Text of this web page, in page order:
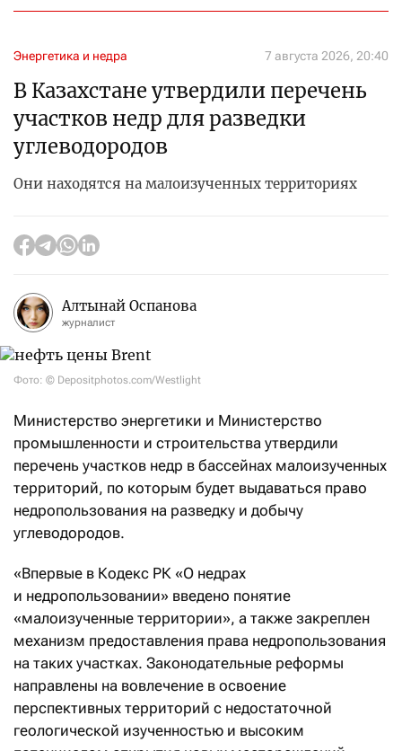
Энергетика и недра 7 августа 2026, 20:40
В Казахстане утвердили перечень
участков недр для разведки
углеводородов
Они находятся на малоизученных территориях
Алтынай Оспанова
журналист
Фото: © Depositphotos.com/Westlight
Министерство энергетики и Министерство
промышленности и строительства утвердили
перечень участков недр в бассейнах малоизученных
территорий, по которым будет выдаваться право
недропользования на разведку и добычу
углеводородов.
«Впервые в Кодекс РК «О недрах
и недропользовании» введено понятие
«малоизученные территории», а также закреплен
механизм предоставления права недропользования
на таких участках. Законодательные реформы
направлены на вовлечение в освоение
перспективных территорий с недостаточной
геологической изученностью и высоким